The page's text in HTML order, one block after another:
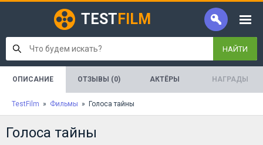
TEST FILM
НАЙТИ
ОПИСАНИЕ ОТЗЫВЫ (0) АКТЁРЫ НАГРАДЫ
TestFilm » Фильмы » Голоса тайны
Голоса тайны